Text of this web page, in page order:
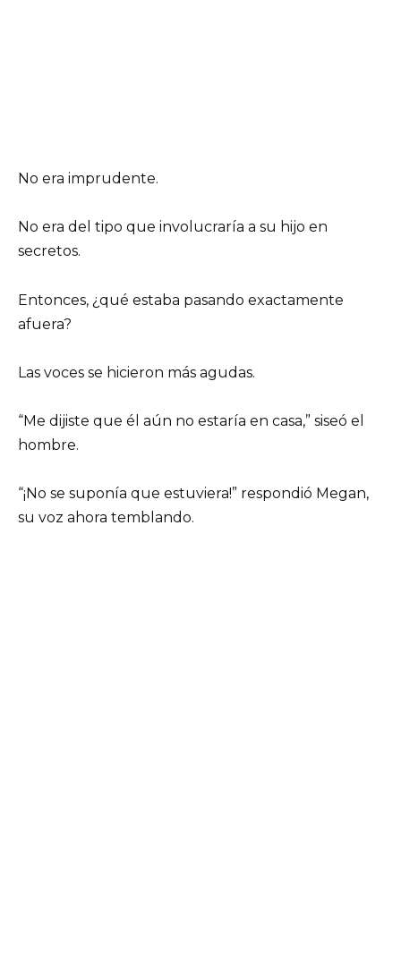
No era imprudente.
No era del tipo que involucraría a su hijo en
secretos.
Entonces, ¿qué estaba pasando exactamente
afuera?
Las voces se hicieron más agudas.
“Me dijiste que él aún no estaría en casa,” siseó el
hombre.
“¡No se suponía que estuviera!” respondió Megan,
su voz ahora temblando.